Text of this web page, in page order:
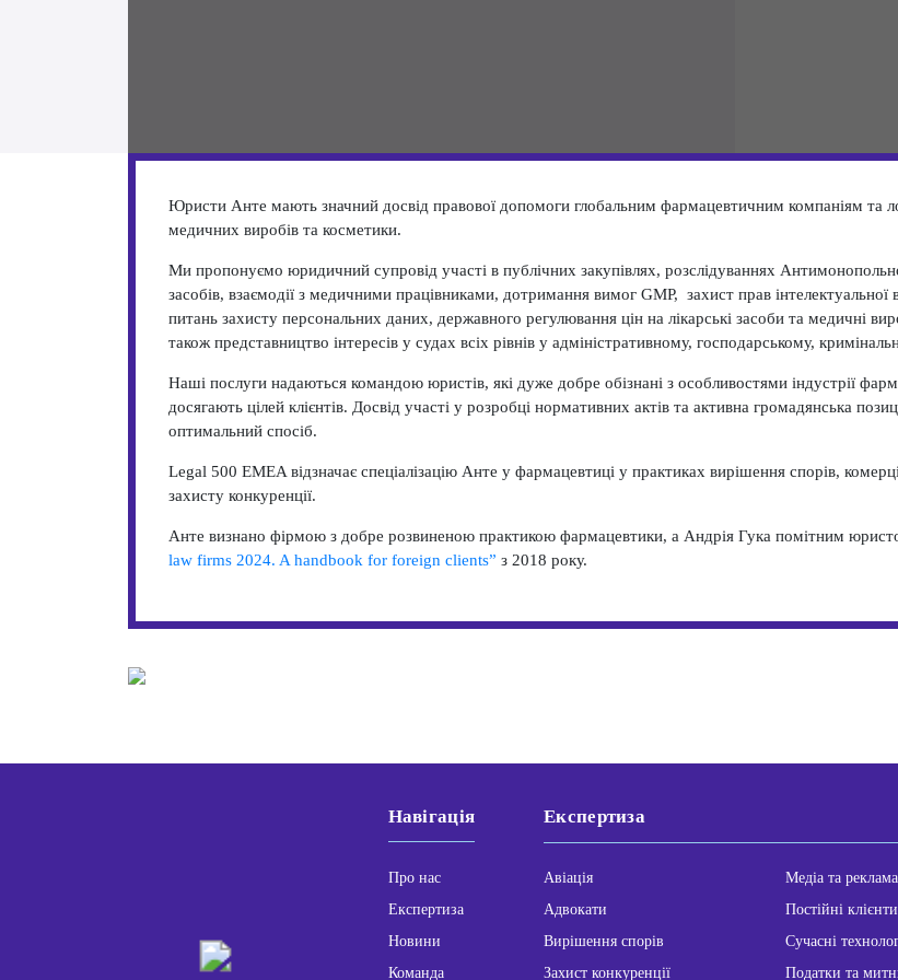
Юристи Анте мають значний досвід правової допомоги глобальним фармацевтичним компаніям та
медичних виробів та косметики.
Ми пропонуємо юридичний супровід участі в публічних закупівлях, розслідуваннях
засобів, взаємодії з медичними працівниками, дотримання вимог GMP, захист прав інтелектуальної
питань захисту персональних даних, державного регулювання цін на лікарські засоби та медичні
також представництво інтересів у судах всіх рівнів у адміністративному, господарському,
Наші послуги надаються командою юристів, які дуже добре обізнані з особливостями індустрії
досягають цілей клієнтів. Досвід участі у розробці нормативних актів та активна громадянська
оптимальний спосіб.
Legal 500 EMEA відзначає спеціалізацію Анте у фармацевтиці у практиках вирішення спорів,
захисту конкуренції.
Анте визнано фірмою з добре розвиненою практикою фармацевтики, а Андрія Гука помітним
law firms 2024. A handbook for foreign clients” з 2018 року.
Навігація
Про нас
Експертиза
Новини
Команда
Експертиза
Авіація
Адвокати
Вирішення спорів
Захист конкуренції
Медіа та реклама
Постійні клієнти
Сучасні
Податки та